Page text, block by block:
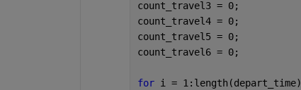
count_travel3 = 0;
count_travel4 = 0;
count_travel5 = 0;
count_travel6 = 0;
for i = 1:length(depart_time)